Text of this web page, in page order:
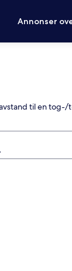
Annonser
til en tog-/